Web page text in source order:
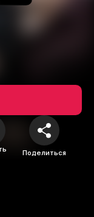
Поделиться